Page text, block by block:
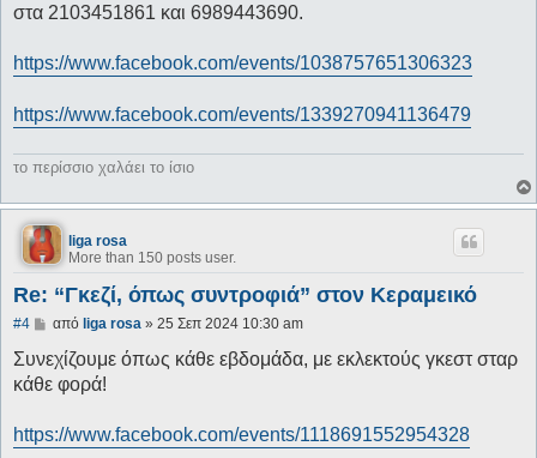
υ
στα 2103451861 και 6989443690.
https://www.facebook.com/events/1038757651306323
https://www.facebook.com/events/1339270941136479
το περίσσιο χαλάει το ίσιο
liga rosa
More than 150 posts user.
Re: “Γκεζί, όπως συντροφιά” στον Κεραμεικό
#4
Δ
μ
ο
σ
υ
από liga rosa » 25 Σεπ 2024 10:30 am
Συνεχίζουμε όπως κάθε εβδομάδα, με εκλεκτούς γκεστ σταρ
κάθε φορά!
https://www.facebook.com/events/1118691552954328